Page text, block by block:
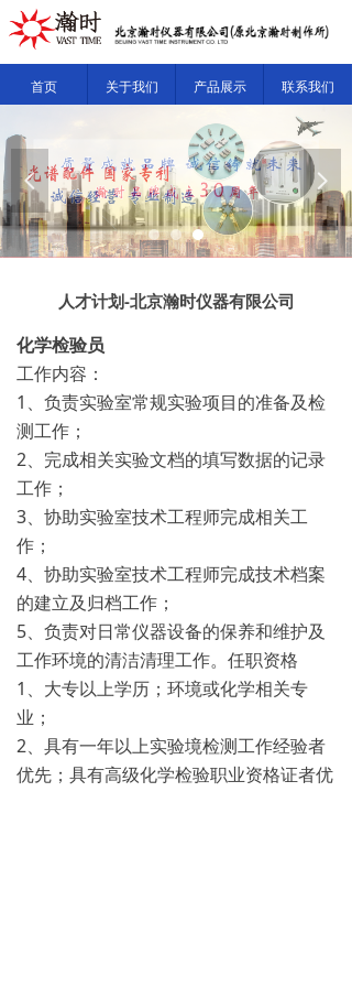
首页 关于我们 产品展示 联系我们
넳 넲
人才计划-北京瀚时仪器有限公司
化学检验员
工作内容：
1、负责实验室常规实验项目的准备及检
测工作；
2、完成相关实验文档的填写数据的记录
工作；
3、协助实验室技术工程师完成相关工
作；
4、协助实验室技术工程师完成技术档案
的建立及归档工作；
5、负责对日常仪器设备的保养和维护及
工作环境的清洁清理工作。任职资格
1、大专以上学历；环境或化学相关专
业；
2、具有一年以上实验境检测工作经验者
优先；具有高级化学检验职业资格证者优